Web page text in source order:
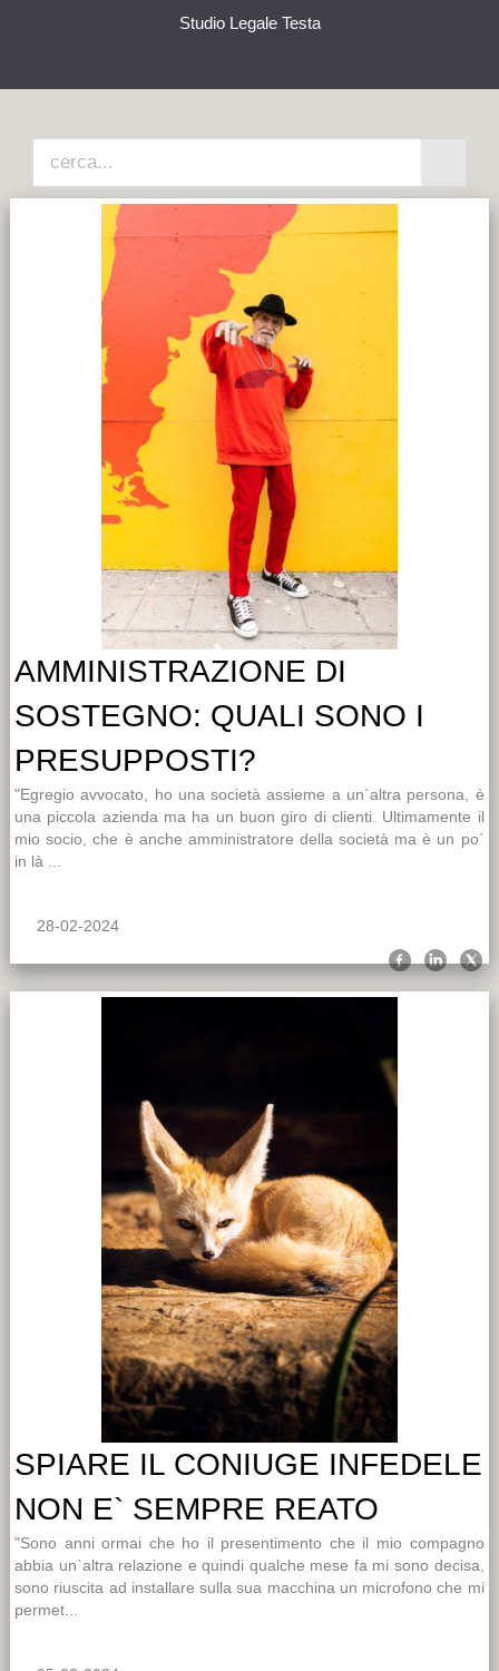
Studio Legale Testa
AMMINISTRAZIONE DI
SOSTEGNO: QUALI SONO I
PRESUPPOSTI?
"Egregio avvocato, ho una società assieme a un`altra persona, è
una piccola azienda ma ha un buon giro di clienti. Ultimamente il
mio socio, che è anche amministratore della società ma è un po`
in là ...
28-02-2024
SPIARE IL CONIUGE INFEDELE
NON E` SEMPRE REATO
"Sono anni ormai che ho il presentimento che il mio compagno
abbia un`altra relazione e quindi qualche mese fa mi sono decisa,
sono riuscita ad installare sulla sua macchina un microfono che mi
permet...